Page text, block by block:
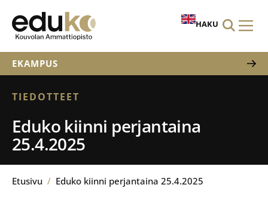
HAKU
EKAMPUS
TIEDOTTEET
Eduko kiinni perjantaina
25.4.2025
Etusivu / Eduko kiinni perjantaina 25.4.2025